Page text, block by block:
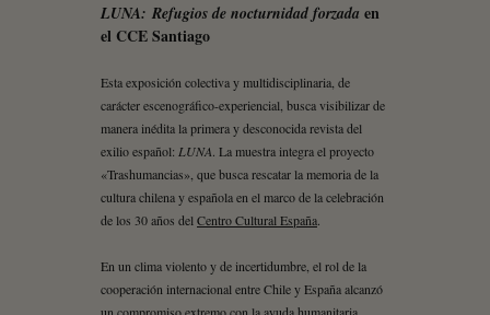
LUNA: Refugios de nocturnidad forzada en
el CCE Santiago
Esta exposición colectiva y multidisciplinaria, de
carácter escenográfico-experiencial, busca visibilizar de
manera inédita la primera y desconocida revista del
exilio español: LUNA . La muestra integra el proyecto
«Trashumancias», que busca rescatar la memoria de la
cultura chilena y española en el marco de la celebración
de los 30 años del Centro Cultural España
En un clima violento y de incertidumbre, el rol de la
cooperación internacional entre Chile y España alcanzó